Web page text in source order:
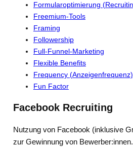
Formularoptimierung
Freemium-Tools
Framing
Followership
Full-Funnel-Marketing
Flexible Benefits
Frequency (Anzeigenfrequenz)
Fun Factor
Facebook Recruiting
Nutzung von Facebook (inklusive
zur Gewinnung von Bewerber:innen.